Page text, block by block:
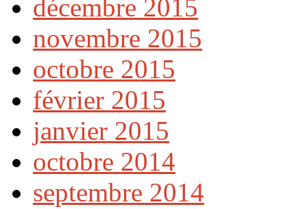
décembre 2015
novembre 2015
octobre 2015
février 2015
janvier 2015
octobre 2014
septembre 2014